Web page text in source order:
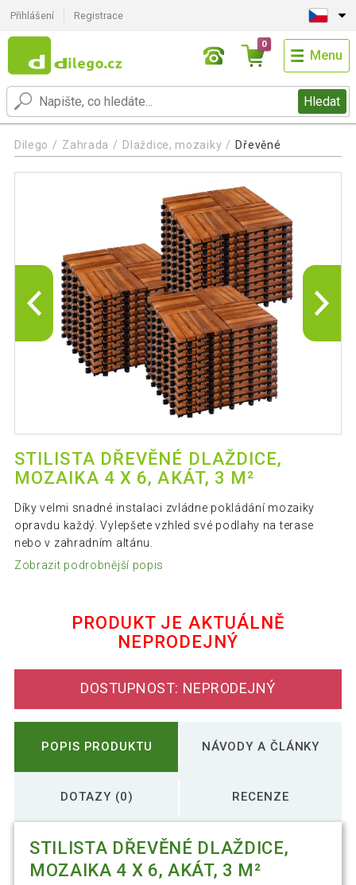
Přihlášení Registrace
Hledat
0
Menu
Dilego Zahrada Dlaždice, mozaiky Dřevěné
STILISTA DŘEVĚNÉ DLAŽDICE,
MOZAIKA 4 X 6, AKÁT, 3 M²
Díky velmi snadné instalaci zvládne pokládání mozaiky
opravdu každý. Vylepšete vzhled své podlahy na terase
nebo v zahradním altánu.
Zobrazit podrobnější popis
PRODUKT JE AKTUÁLNĚ
NEPRODEJNÝ
DOSTUPNOST: NEPRODEJNÝ
POPIS PRODUKTU NÁVODY A ČLÁNKY
DOTAZY (0) RECENZE
STILISTA DŘEVĚNÉ DLAŽDICE,
MOZAIKA 4 X 6, AKÁT, 3 M²